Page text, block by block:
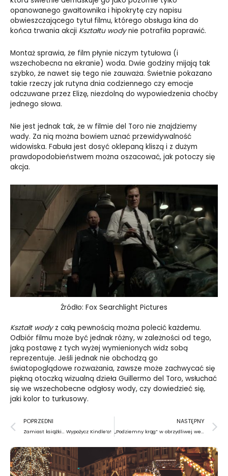
opanowanego gwałtownika i hipokrytę czy napisu
obwieszczającego tytuł filmu, którego obsługa kina do
końca trwania akcji Kształtu wodynie potrafiła poprawić.
Montaż sprawia, że film płynie niczym tytułowa (i
wszechobecna na ekranie) woda. Dwie godziny mijają tak
szybko, że nawet się tego nie zauważa. Świetnie pokazano
takie rzeczy jak rutyna dnia codziennego czy emocje
odczuwane przez Elizę, niezdolną do wypowiedzenia choćby
jednego słowa.
Nie jest jednak tak, że w filmie del Toro nie znajdziemy
wady. Za nią można bowiem uznać przewidywalność
widowiska. Fabuła jest dosyć oklepaną kliszą i z dużym
prawdopodobieństwem można oszacować, jak potoczy się
akcja.
Źródło: Fox Searchlight Pictures
Kształt wodyz całą pewnością można polecić każdemu.
Odbiór filmu może być jednak różny, w zależności od tego,
jaką postawę z tych wyżej wymienionych widz sobą
reprezentuje. Jeśli jednak nie obchodzą go
światopoglądowe rozważania, zawsze może zachwycać się
piękną otoczką wizualną dzieła Guillermo del Toro, wsłuchać
się we wszechobecne odgłosy wody, czy dowiedzieć się,
jaki kolor to turkusowy.
Prev
POPRZEDNI
Zamiast książki… Wypożycz Kindle’a!
NASTĘPNY
„Podziemny krąg” w obrzydliwej wersji